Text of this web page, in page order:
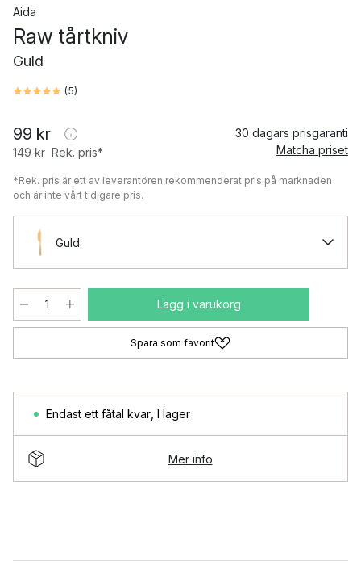
Aida
Raw tårtkniv
Guld
(5)
99 kr
149 kr Rek. pris*
30 dagars prisgaranti
Matcha priset
*Rek. pris är ett av leverantören rekommenderat pris på marknaden
och är inte vårt tidigare pris.
Guld
Lägg i varukorg
Spara som favorit
Endast ett fåtal kvar I lager
Mer info